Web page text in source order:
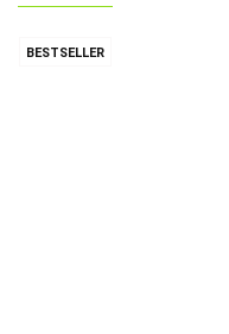
BESTSELLER